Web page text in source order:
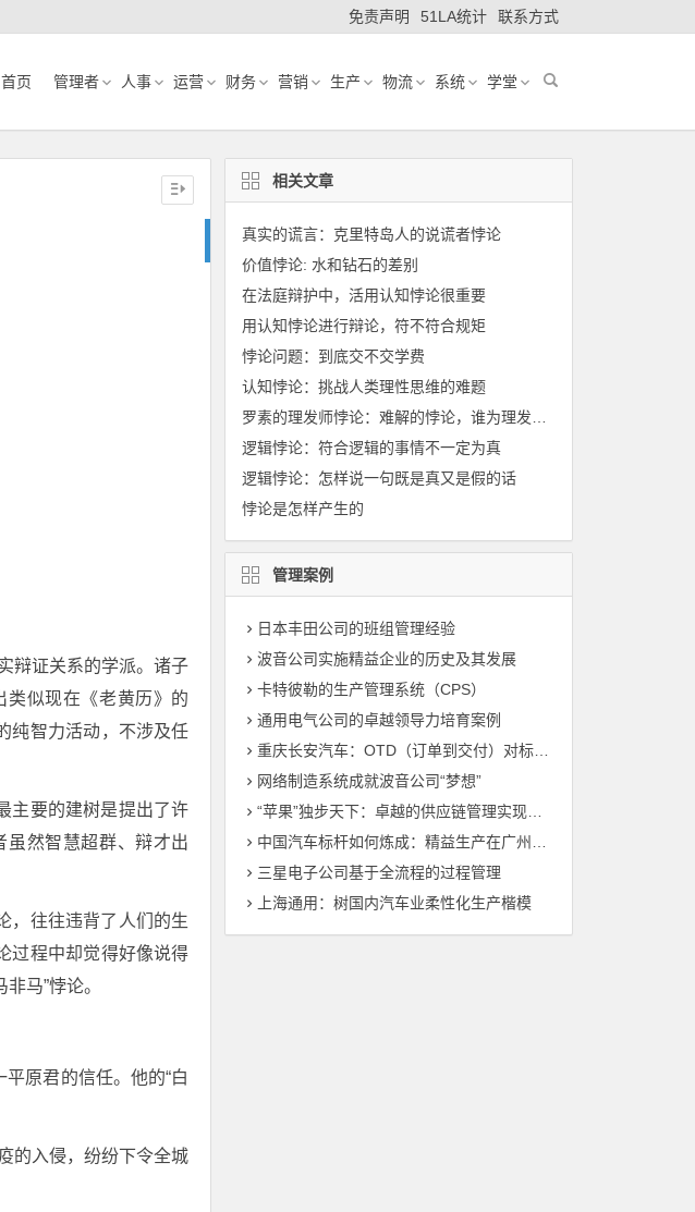
免责声明 51LA统计 联系方式
首页 管理者 人事 运营 财务 营销 生产 物流 系统 学堂
辩证关系的学派。诸子
类似现在《老黄历》的
纯智力活动，不涉及任
主要的建树是提出了许
虽然智慧超群、辩才出
，往往违背了人们的生
过程中却觉得好像说得
马”悖论。
原君的信任。他的“白
的入侵，纷纷下令全城
相关文章
真实的谎言：克里特岛人的说谎者悖论
价值悖论: 水和钻石的差别
在法庭辩护中，活用认知悖论很重要
用认知悖论进行辩论，符不符合规矩
悖论问题：到底交不交学费
认知悖论：挑战人类理性思维的难题
逻辑悖论：符合逻辑的事情不一定为真
逻辑悖论：怎样说一句既是真又是假的话
悖论是怎样产生的
管理案例
日本丰田公司的班组管理经验
波音公司实施精益企业的历史及其发展
卡特彼勒的生产管理系统（CPS）
通用电气公司的卓越领导力培育案例
重庆长安汽车：OTD（订单到交付）对标管理（标杆管理）
网络制造系统成就波音公司“梦想”
“苹果”独步天下：卓越的供应链管理实现敏捷制造
中国汽车标杆如何炼成：精益生产在广州丰田的运用
三星电子公司基于全流程的过程管理
上海通用：树国内汽车业柔性化生产楷模